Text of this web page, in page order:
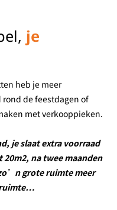
je
heb je meer
de feestdagen of
met verkooppieken.
je slaat extra voorraad
na twee maanden
grote ruimte meer
ruimte…